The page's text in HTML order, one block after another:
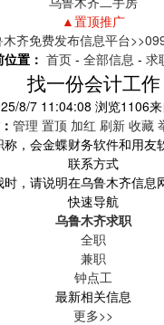
▲置顶推广
木齐免费发布信息平台
置： 首页- 全部信息 - 求
找一份会计工作
8/7 11:04:08 浏览1106
管理 置顶 加红 刷新 收藏
，会金蝶财务软件和用
联系方式
时，请说明在乌鲁木齐信息
快速导航
乌鲁木齐求职
全职
兼职
钟点工
最新相关信息
更多>>